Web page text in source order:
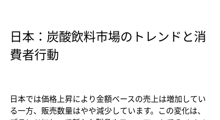
日本：炭酸飲料市場のトレンドと消
費者行動
日本では価格上昇により金額ベースの売上は増加してい
る一方、販売数量はやや減少しています。この変化は、